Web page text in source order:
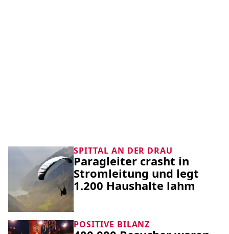
SPITTAL AN DER DRAU
Paragleiter crasht in
Stromleitung und legt
1.200 Haushalte lahm
POSITIVE BILANZ